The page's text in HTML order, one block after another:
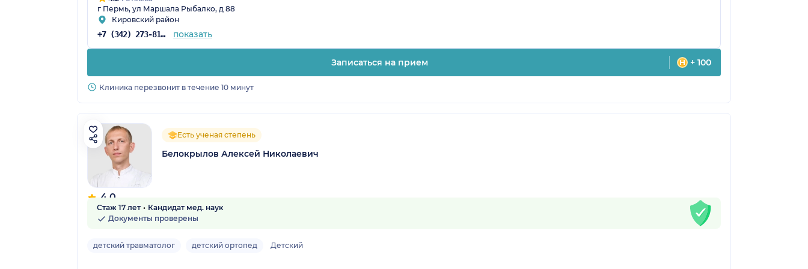
г Пермь, ул Маршала Рыбалко, д 88
Кировский район
+7 (342) 273-81-41 показать
Записаться на прием + 100
Клиника перезвонит в течение 10 минут
4.0
10 отзывов
Есть ученая степень
Белокрылов Алексей Николаевич
Стаж 17 лет
Кандидат мед. наук
Документы проверены
детский травматолог детский ортопед Детский